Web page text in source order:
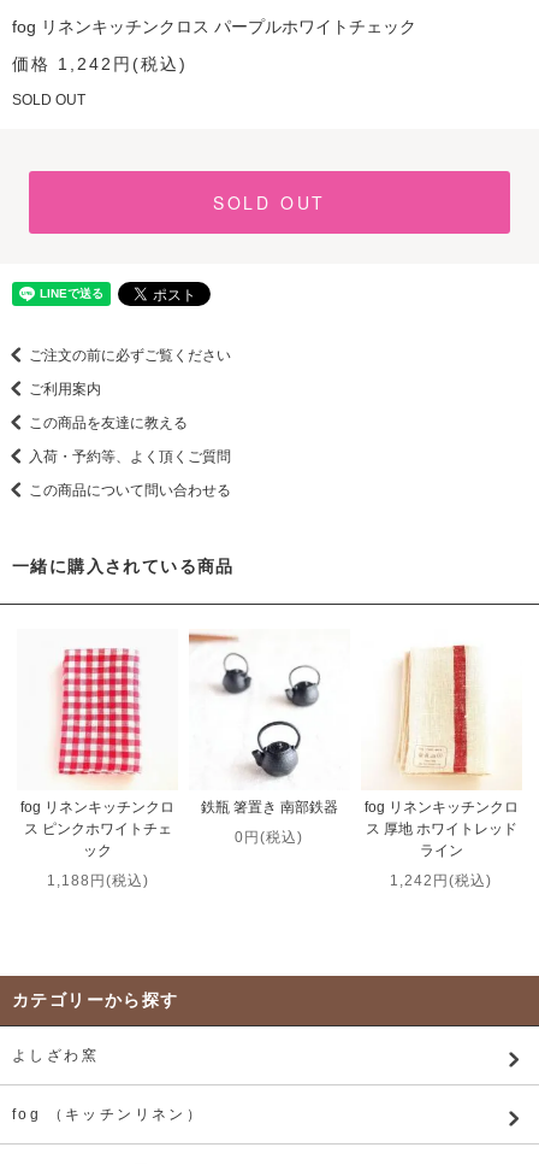
fog リネンキッチンクロス パープルホワイトチェック
価格 1,242円(税込)
SOLD OUT
SOLD OUT
ご注文の前に必ずご覧ください
ご利用案内
この商品を友達に教える
入荷・予約等、よく頂くご質問
この商品について問い合わせる
一緒に購入されている商品
fog リネンキッチンクロ
ス ピンクホワイトチェ
ック
1,188円(税込)
鉄瓶 箸置き 南部鉄器
0円(税込)
fog リネンキッチンクロ
ス 厚地 ホワイトレッド
ライン
1,242円(税込)
カテゴリーから探す
よしざわ窯
fog （キッチンリネン）